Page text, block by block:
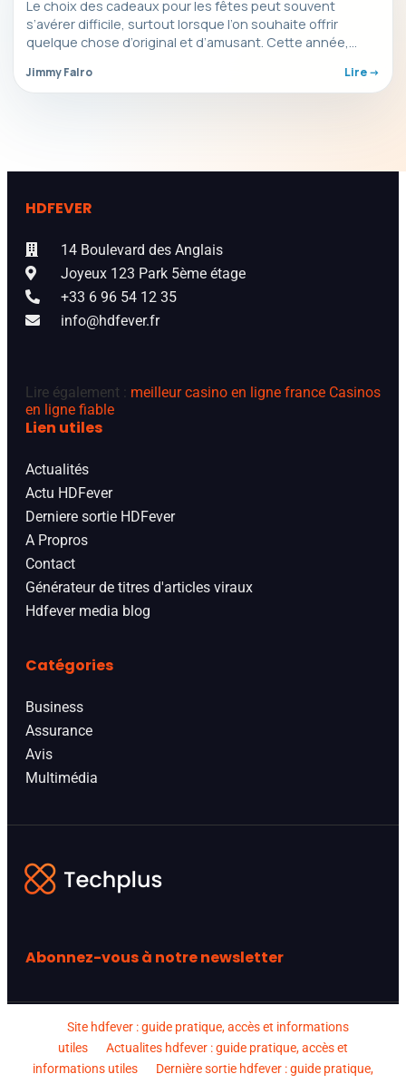
Le choix des cadeaux pour les fêtes peut souvent
s’avérer difficile, surtout lorsque l’on souhaite offrir
quelque chose d’original et d’amusant. Cette année,
Jimmy Falro Lire ->
HDFEVER
14 Boulevard des Anglais
Joyeux 123 Park 5ème étage
+33 6 96 54 12 35
info@hdfever.fr
Lire également : meilleur casino en ligne france Casinos
en ligne fiable
Lien utiles
Actualités
Actu HDFever
Derniere sortie HDFever
A Propros
Contact
Générateur de titres d'articles viraux
Hdfever media blog
Catégories
Business
Assurance
Avis
Multimédia
Abonnez-vous à notre newsletter
Site hdfever : guide pratique, accès et informations
utiles
Actualites hdfever : guide pratique, accès et
informations utiles
Dernière sortie hdfever : guide pratique,